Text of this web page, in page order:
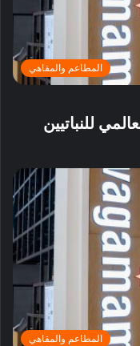
المطاعم والمقاهي
للنباتيين
المطاعم والمقاهي